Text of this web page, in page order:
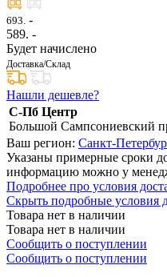
693. -
589. -
Будет начислено
Доставка/Склад
Нашли дешевле?
С-Пб Центр
Большой Сампсониевский
Ваш регион: Санкт-
Указаны примерные сроки
информацию можно у
Подробнее про условия
Скрыть подробные условия
Товара нет в наличии
Товара нет в наличии
Сообщить о поступлении
Сообщить о поступлении